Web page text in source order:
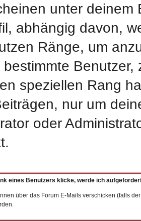
unter
abhängig davon,
Ränge, um
speziellen Rang
nur um
oder
eines Benutzers klicke, werde ich
über das Forum E-Mails verschicken (falls